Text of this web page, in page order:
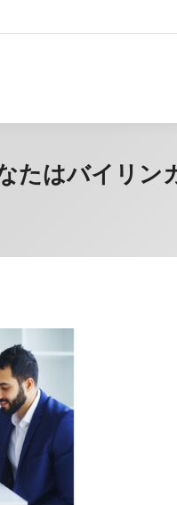
たはバイリン